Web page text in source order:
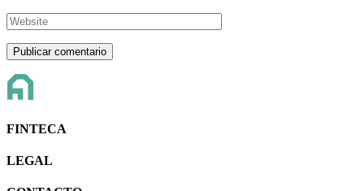
FINTECA
LEGAL